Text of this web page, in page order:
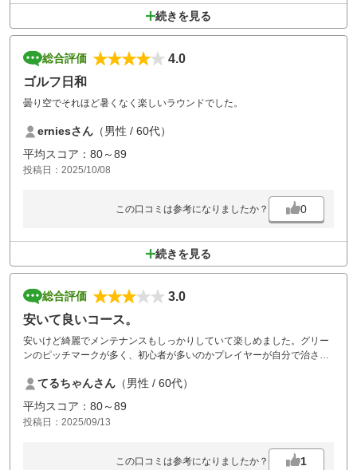
続きを見る
総合評価
4.0
ゴルフ日和
曇り空でそれほど暑くなく楽しいラウンドでした。
erniesさん （男性 / 60代）
平均スコア：80～89
投稿日：2025/10/08
この口コミは参考になりましたか？ 0
続きを見る
総合評価
3.0
安いて良いコース。
安いけど綺麗でメンテナンスもしっかりしていて楽しめました。グリー
ンのピッチマークが多く、初心者が多いのかプレイヤーが自分で治さな
頂き雨に降られず無事プレーできました。ありがとうございました。
てるちゃんさん （男性 / 60代）
平均スコア：80～89
投稿日：2025/09/13
この口コミは参考になりましたか？ 1